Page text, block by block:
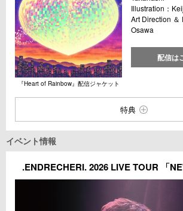
『Heart of Rainbow』配信ジャケット
Illustration：
Art Direction ＆
Osawa
配信は
特典
イベント情報
.ENDRECHERI. 2026 LIVE TOUR 「